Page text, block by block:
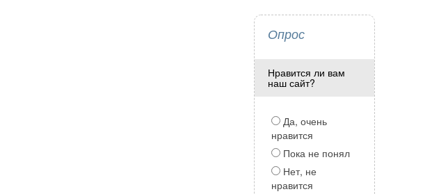
Опрос
Нравится ли вам
наш сайт?
Да, очень
нравится
Пока не понял
Нет, не
нравится